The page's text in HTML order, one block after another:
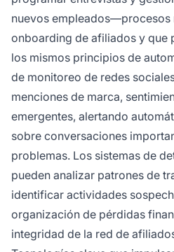
nuevos empleados—procesos
onboarding de afiliados y que
los mismos principios de
de monitoreo de redes
menciones de marca,
emergentes, alertando
sobre conversaciones
problemas. Los sistemas de
pueden analizar patrones de
identificar actividades
organización de pérdidas
integridad de la red de